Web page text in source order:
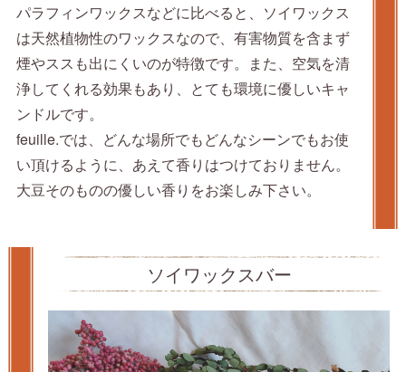
パラフィンワックスなどに比べると、ソイワックス
は天然植物性のワックスなので、有害物質を含まず
煙やススも出にくいのが特徴です。また、空気を清
浄してくれる効果もあり、とても環境に優しいキャ
ンドルです。
feuille.では、どんな場所でもどんなシーンでもお使
い頂けるように、あえて香りはつけておりません。
大豆そのものの優しい香りをお楽しみ下さい。
ソイワックスバー